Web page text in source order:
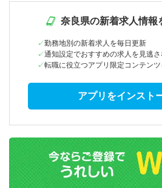
奈良県の新着求人情報
勤務地別の新着求人を毎日更新
通知設定でおすすめの求人を見逃
転職に役立つアプリ限定コンテン
アプリをインスト